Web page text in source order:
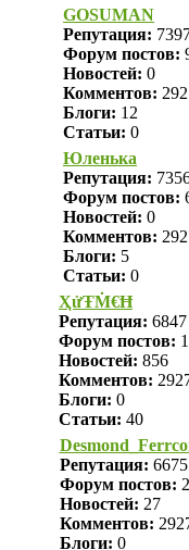
GOSUMAN
Репутация:
Форум постов:
Новостей: 0
Комментов:
Блоги: 12
Статьи: 0
Юленька
Репутация:
Форум постов:
Новостей: 0
Комментов:
Блоги: 5
Статьи: 0
ҲửŦṀ€Ħ
Репутация: 6847
Форум постов:
Новостей: 856
Комментов:
Блоги: 0
Статьи: 40
Репутация: 6675
Форум постов:
Новостей: 27
Комментов:
Блоги: 0